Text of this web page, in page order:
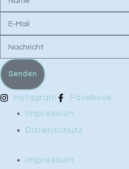
Mail
Senden
Instagram Facebook
Impressum
Datenschutz
Impressum